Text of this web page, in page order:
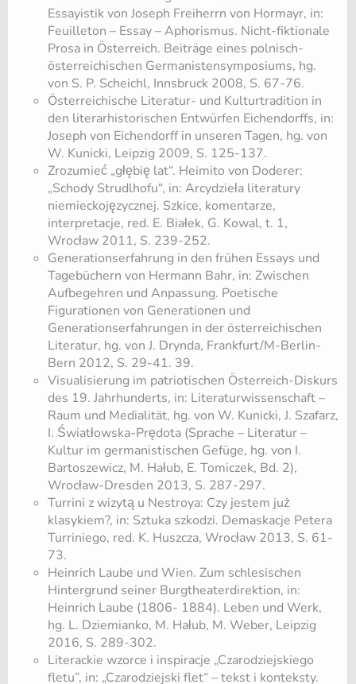
Essayistik von Joseph Freiherrn von Hormayr, in:
Feuilleton – Essay – Aphorismus. Nicht-fiktionale
Prosa in Österreich. Beiträge eines polnisch-
österreichischen Germanistensymposiums, hg.
von S. P. Scheichl, Innsbruck 2008, S. 67-76.
Österreichische Literatur- und Kulturtradition in
den literarhistorischen Entwürfen Eichendorffs, in:
Joseph von Eichendorff in unseren Tagen, hg. von
W. Kunicki, Leipzig 2009, S. 125-137.
Zrozumieć „głębię lat“. Heimito von Doderer:
„Schody Strudlhofu“, in: Arcydzieła literatury
niemieckojęzycznej. Szkice, komentarze,
interpretacje, red. E. Białek, G. Kowal, t. 1,
Wrocław 2011, S. 239-252.
Generationserfahrung in den frühen Essays und
Tagebüchern von Hermann Bahr, in: Zwischen
Aufbegehren und Anpassung. Poetische
Figurationen von Generationen und
Generationserfahrungen in der österreichischen
Literatur, hg. von J. Drynda, Frankfurt/M-Berlin-
Bern 2012, S. 29-41. 39.
Visualisierung im patriotischen Österreich-Diskurs
des 19. Jahrhunderts, in: Literaturwissenschaft –
Raum und Medialität, hg. von W. Kunicki, J. Szafarz,
I. Światłowska-Prędota (Sprache – Literatur –
Kultur im germanistischen Gefüge, hg. von I.
Bartoszewicz, M. Hałub, E. Tomiczek, Bd. 2),
Wrocław-Dresden 2013, S. 287-297.
Turrini z wizytą u Nestroya: Czy jestem już
klasykiem?, in: Sztuka szkodzi. Demaskacje Petera
Turriniego, red. K. Huszcza, Wrocław 2013, S. 61-
73.
Heinrich Laube und Wien. Zum schlesischen
Hintergrund seiner Burgtheaterdirektion, in:
Heinrich Laube (1806- 1884). Leben und Werk,
hg. L. Dziemianko, M. Hałub, M. Weber, Leipzig
2016, S. 289-302.
Literackie wzorce i inspiracje „Czarodziejskiego
fletu”, in: „Czarodziejski flet“ – tekst i konteksty.